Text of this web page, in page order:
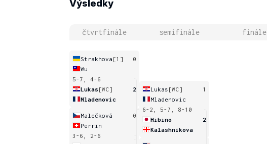
Výsledky
čtvrtfinále semifinále finále
Strakhova [1]
0
Wu
5-7, 4-6
Lukas [WC]
2
Mladenovic
Malečková
0
Perrin
3-6, 2-6
Lukas [WC]
1
Mladenovic
6-2, 5-7, 8-10
Hibino
2
Kalashnikova